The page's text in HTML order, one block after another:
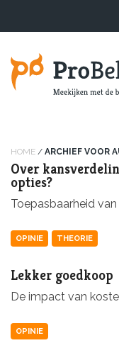
Hoe werkt het?
Onze Pro’s
F.A.Q.
HOME / ARCHIEF VOOR
Over
opties?
Toepasbaarheid
OPINIE THEORIE
Lekker goedkoop
De impact van
OPINIE